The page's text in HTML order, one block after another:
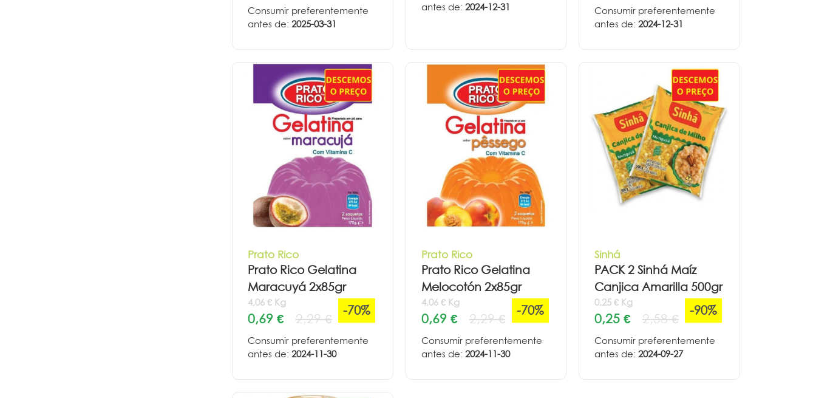
Consumir preferentemente
antes de: 2025-03-31
antes de: 2024-12-31
Consumir preferentemente
antes de: 2024-12-31
Prato Rico
Prato Rico Gelatina
Maracuyá 2x85gr
4,06 € Kg
0,69 € 2,29 €
-70%
Consumir preferentemente
antes de: 2024-11-30
Prato Rico
Prato Rico Gelatina
Melocotón 2x85gr
4,06 € Kg
0,69 € 2,29 €
-70%
Consumir preferentemente
antes de: 2024-11-30
Sinhá
PACK 2 Sinhá Maíz
Canjica Amarilla 500gr
0,25 € Kg
0,25 € 2,58 €
-90%
Consumir preferentemente
antes de: 2024-09-27